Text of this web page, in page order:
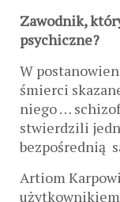
Zawodnik,
psychiczne?
W
śmierci
niego …
stwierdzili
bezpośrednią
Artiom